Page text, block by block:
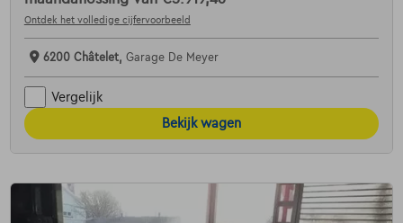
Ontdek het volledige cijfervoorbeeld
6200 Châtelet, Garage De Meyer
Vergelijk
Bekijk wagen